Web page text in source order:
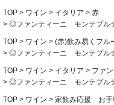
TOP ワイン イタリア
赤
◎ファンティーニ モンテプル
TOP ワイン
(赤)飲み易くフル
◎ファンティーニ モンテプル
TOP ワイン イタリア
ファ
◎ファンティーニ モンテプル
TOP ワイン
家飲み応援 お手